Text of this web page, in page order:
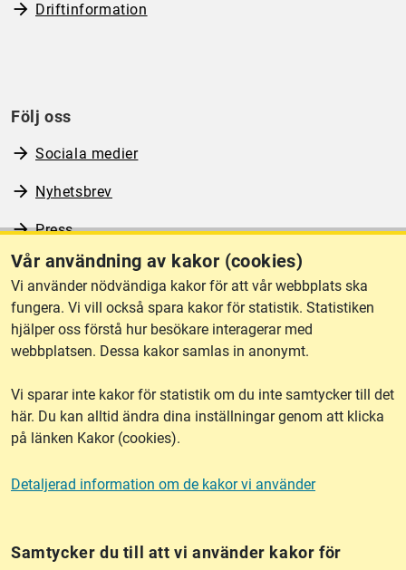
Vår användning av kakor (cookies)
Vi använder nödvändiga kakor för att vår webbplats ska
fungera. Vi vill också spara kakor för statistik. Statistiken
hjälper oss förstå hur besökare interagerar med
webbplatsen. Dessa kakor samlas in anonymt.
Vi sparar inte kakor för statistik om du inte samtycker till det
här. Du kan alltid ändra dina inställningar genom att klicka
på länken Kakor (cookies).
Detaljerad information om de kakor vi använder
Samtycker du till att vi använder kakor för
Driftinformation
Följ oss
Sociala medier
Nyhetsbrev
Press
RSS
Om webbplatsen
Tillgänglighet
Other languages
Kakor (cookies)